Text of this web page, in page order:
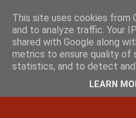
This site uses cookies from
and to analyze traffic. Your
shared with Google along
metrics to ensure quality of
statistics, and to detect and
LEARN